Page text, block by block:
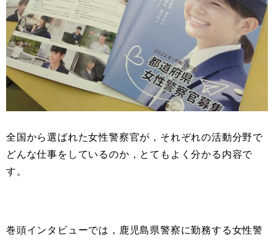
全国から選ばれた女性警察官が，それぞれの活動分野で
どんな仕事をしているのか，とてもよく分かる内容で
す。
巻頭インタビューでは，鹿児島県警察に勤務する女性警